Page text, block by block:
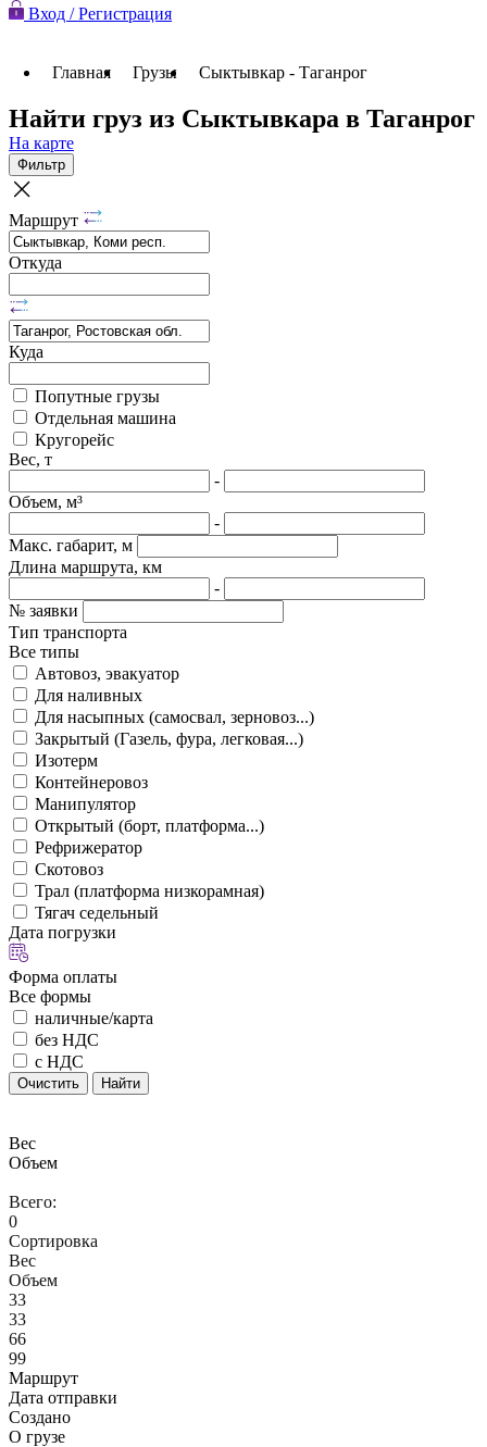
Вход / Регистрация
Главная Грузы Сыктывкар - Таганрог
Найти груз из Сыктывкара в Таганрог
На карте
Фильтр
Маршрут
Откуда
Куда
Попутные грузы
Отдельная машина
Кругорейс
Вес, т
-
Объем, м³
-
Макс. габарит, м
Длина маршрута, км
-
№ заявки
Тип транспорта
Все типы
Автовоз, эвакуатор
Для наливных
Для насыпных (самосвал, зерновоз...)
Закрытый (Газель, фура, легковая...)
Изотерм
Контейнеровоз
Манипулятор
Открытый (борт, платформа...)
Рефрижератор
Скотовоз
Трал (платформа низкорамная)
Тягач седельный
Дата погрузки
Форма оплаты
Все формы
наличные/карта
без НДС
с НДС
Очистить Найти
Вес
Объем
Всего:
0
Сортировка
Вес
Объем
33
33
66
99
Маршрут
Дата отправки
Создано
О грузе